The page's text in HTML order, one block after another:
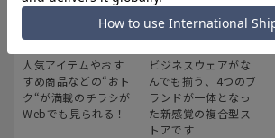
最新のお買い得情報
人気アイテムやおす
すめ商品などの“おト
ク“が満載のチラシが
Webでも見られる！
スーツスクエア
ビジネスウェアがな
んでも揃う、4つのブ
ランドが一体となっ
た新感覚の複合型ス
トアです